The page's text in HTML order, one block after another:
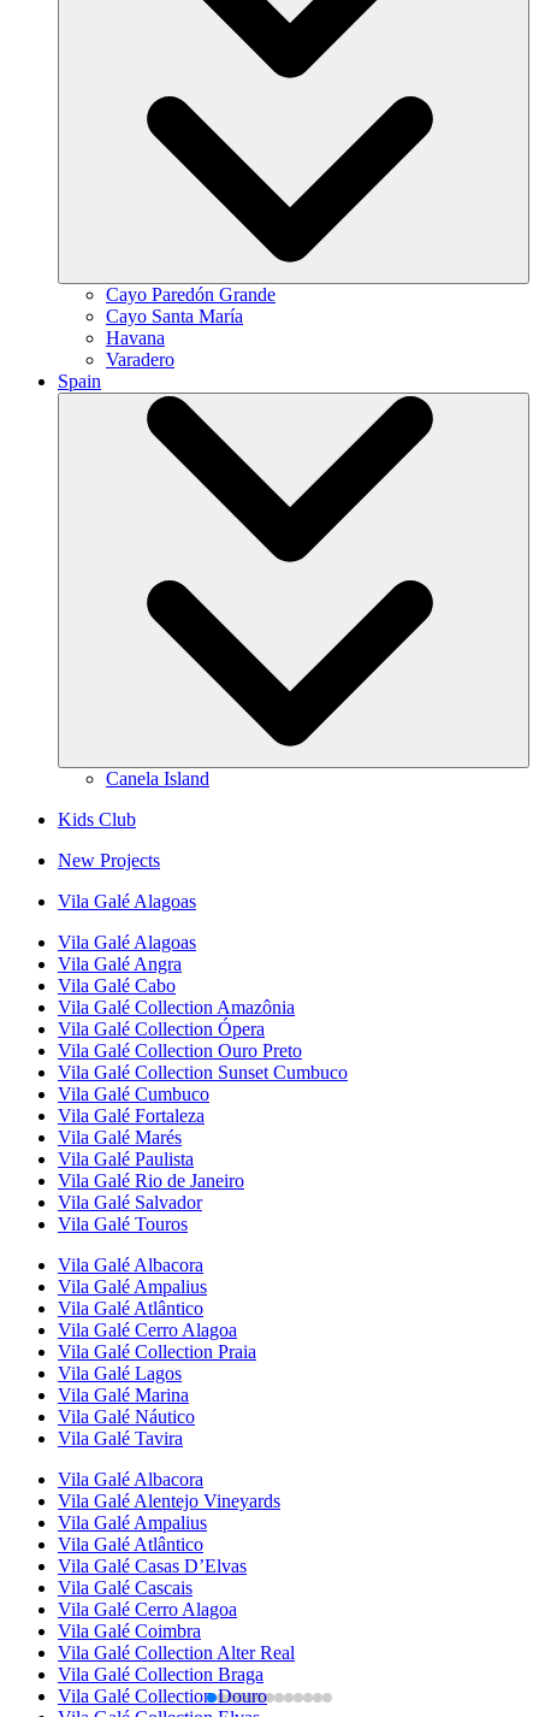
Cayo Paredón Grande
Cayo Santa María
Havana
Varadero
Spain
Canela Island
Kids Club
New Projects
Vila Galé Alagoas
Vila Galé Alagoas
Vila Galé Angra
Vila Galé Cabo
Vila Galé Collection Amazônia
Vila Galé Collection Ópera
Vila Galé Collection Ouro Preto
Vila Galé Collection Sunset Cumbuco
Vila Galé Cumbuco
Vila Galé Fortaleza
Vila Galé Marés
Vila Galé Paulista
Vila Galé Rio de Janeiro
Vila Galé Salvador
Vila Galé Touros
Vila Galé Albacora
Vila Galé Ampalius
Vila Galé Atlântico
Vila Galé Cerro Alagoa
Vila Galé Collection Praia
Vila Galé Lagos
Vila Galé Marina
Vila Galé Náutico
Vila Galé Tavira
Vila Galé Albacora
Vila Galé Alentejo Vineyards
Vila Galé Ampalius
Vila Galé Atlântico
Vila Galé Casas D’Elvas
Vila Galé Cascais
Vila Galé Cerro Alagoa
Vila Galé Coimbra
Vila Galé Collection Alter Real
Vila Galé Collection Braga
Vila Galé CollectionDouro